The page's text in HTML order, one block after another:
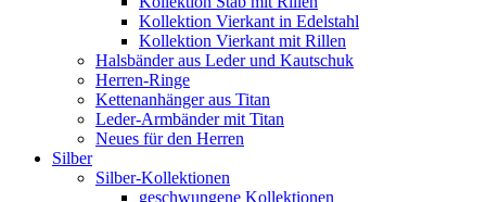
Kollektion Vierkant in Edelstahl
Kollektion Vierkant mit Rillen
Halsbänder aus Leder und Kautschuk
Herren-Ringe
Kettenanhänger aus Titan
Leder-Armbänder mit Titan
Neues für den Herren
Silber
Silber-Kollektionen
geschwungene Kollektionen